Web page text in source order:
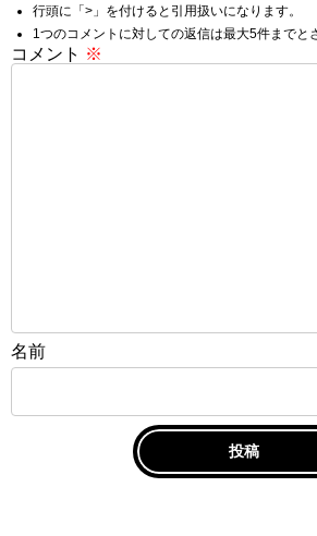
行頭に「>」を付けると引用扱いになります。
1つのコメントに対しての返信は最大5件までと
コメント ※
名前